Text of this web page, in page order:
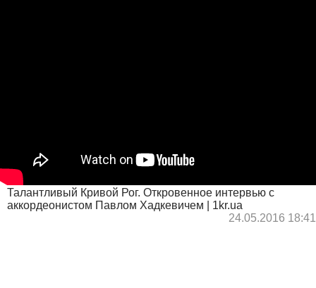
Талантливый Кривой Рог. Откровенное интервью с
аккордеонистом Павлом Хадкевичем | 1kr.ua
24.05.2016 18:41